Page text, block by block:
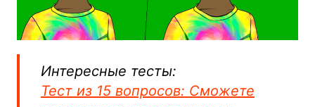
Интересные тесты:
Тест из 15 вопросов: Сможете